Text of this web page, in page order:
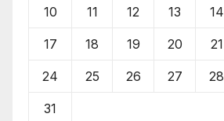
10 11 12 13 14
17 18 19 20 21
24 25 26 27 28
31